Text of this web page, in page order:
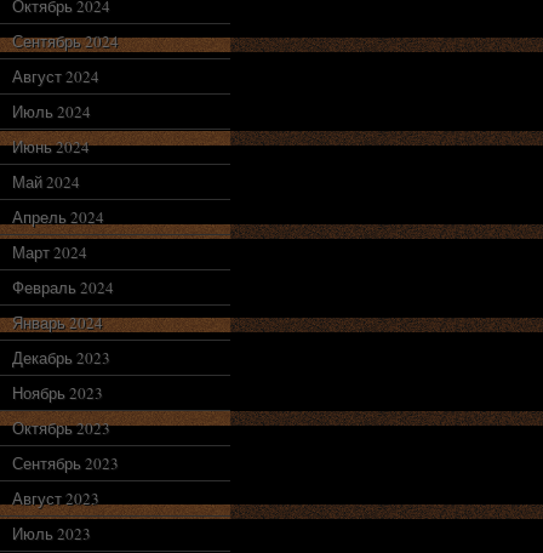
Октябрь 2024
Сентябрь 2024
Август 2024
Июль 2024
Июнь 2024
Май 2024
Апрель 2024
Март 2024
Февраль 2024
Январь 2024
Декабрь 2023
Ноябрь 2023
Октябрь 2023
Сентябрь 2023
Август 2023
Июль 2023